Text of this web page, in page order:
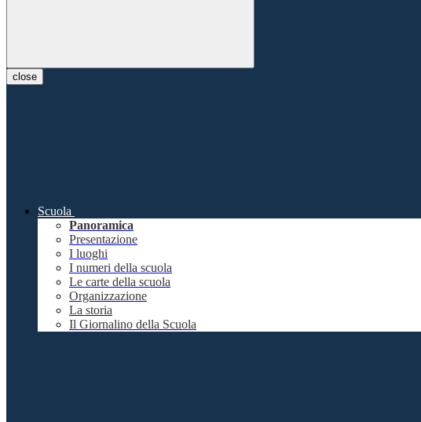
close
Scuola
Panoramica
Presentazione
I luoghi
I numeri della scuola
Le carte della scuola
Organizzazione
La storia
Il Giornalino della Scuola